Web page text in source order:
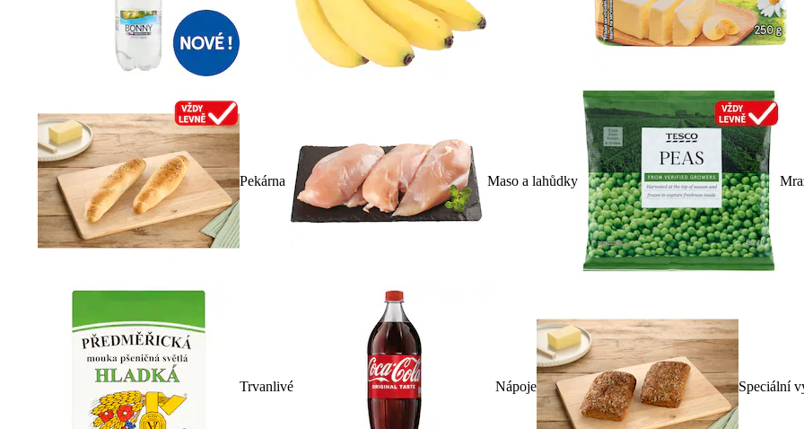
Pekárna Maso a lahůdky
Trvanlivé Nápoje Speciální